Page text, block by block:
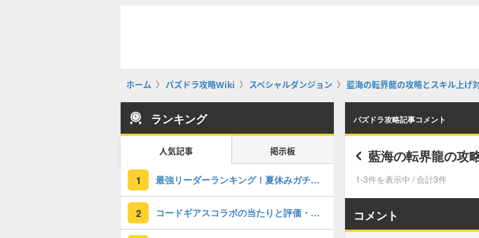
ホーム パズドラ攻略Wiki スペシャルダンジョン 藍海の転界龍の攻略とスキル上げ
パズドラ攻略記事コメント
藍海の転界龍の攻
1-3件を表示中 / 合計3件
コメント
ランキング
人気記事 掲示板
1 最強リーダーランキング！夏休みガチャの評価掲載
2 コードギアスコラボの当たりと評価・引くべき？